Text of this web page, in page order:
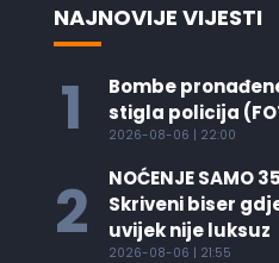
NAJNOVIJE VIJESTI
1
Bombe
stigla policija
2026-08-06 | 22:00
2
NOĆENJE SAMO
Skriveni biser
uvijek nije luksuz
2026-08-06 | 21:55